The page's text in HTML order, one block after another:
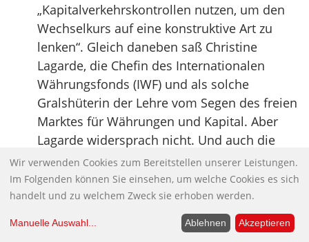
„Kapitalverkehrskontrollen nutzen, um den
Wechselkurs auf eine konstruktive Art zu
lenken“. Gleich daneben saß Christine
Lagarde, die Chefin des Internationalen
Währungsfonds (IWF) und als solche
Gralshüterin der Lehre vom Segen des freien
Marktes für Währungen und Kapital. Aber
Lagarde widersprach nicht. Und auch die
„Financial Times“, Zentralorgan der globalen
Geldelite, befand, Kuroda habe recht.
„Schärfere Kontrollen“ seien Chinas „einzige
Option“, um der „Kapitalflucht“ Herr zu
Wir verwenden Cookies zum Bereitstellen unserer Leistungen.
Im Folgenden können Sie einsehen, um welche Cookies es sich
handelt und zu welchem Zweck sie erhoben werden.
Manuelle Auswahl... Ablehnen Akzeptieren